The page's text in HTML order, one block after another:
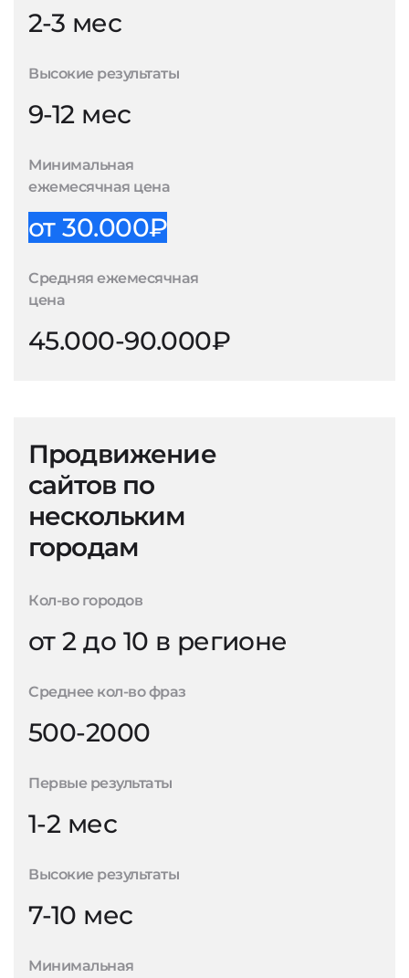
2-3 мес
Высокие результаты
9-12 мес
Минимальная
ежемесячная цена
от 30.000₽
Средняя ежемесячная
цена
45.000-90.000₽
Продвижение
сайтов по
нескольким
городам
Кол-во городов
от 2 до 10 в регионе
Среднее кол-во фраз
500-2000
Первые результаты
1-2 мес
Высокие результаты
7-10 мес
Минимальная